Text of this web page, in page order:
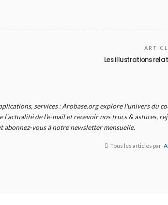
Les illustrations
services : Arobase.org explore l'univers du
l'actualité de l'e-mail et recevoir nos trucs & astuces,
abonnez-vous à notre newsletter mensuelle.
Tous les articles par